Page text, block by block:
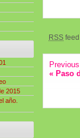
RSS
« Paso
2015
año.